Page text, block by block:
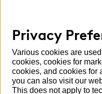
Cookie settings
Privacy
Privacy
Various cookies are
cookies, cookies for
cookies, and cookies for
you can also visit our
This does not apply to